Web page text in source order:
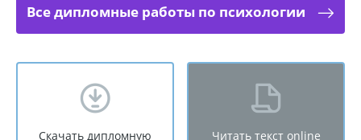
Все дипломные работы по психологии
Скачать дипломную
Читать текст online